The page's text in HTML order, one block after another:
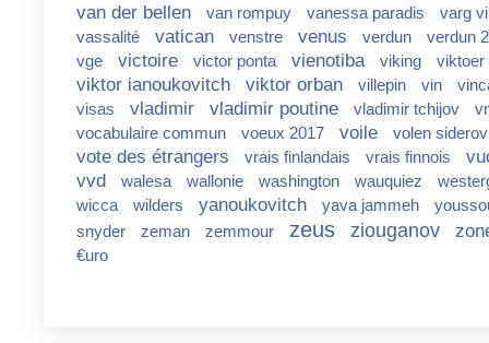
van der bellen van rompuy vanessa paradis
varg
vassalité
vatican venstre venus verdun
verdun
vge
victoire victor ponta vienotiba viking viktoer
viktor ianoukovitch viktor orban villepin vin
visas
vladimir vladimir poutine vladimir tchijov
vocabulaire commun
voeux 2017 voile volen siderov
vote des étrangers vrais finlandais vrais finnois
vvd
walesa wallonie washington wauquiez
wicca
wilders yanoukovitch yava jammeh
snyder
zeman zemmour zeus ziouganov
€uro